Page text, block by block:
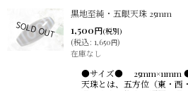
黒地至純・五眼天珠 25mm
1,500円(税別)
(税込: 1,650円)
在庫なし
●サイズ● 25mm×11mm
天珠とは、五方位（東・西